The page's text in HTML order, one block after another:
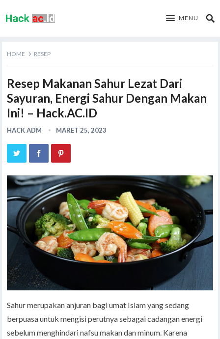
MENU
HOME RESEP
Resep Makanan Sahur Lezat Dari
Sayuran, Energi Sahur Dengan Makan
Ini! – Hack.AC.ID
HACK ADM MARET 25, 2023
Sahur merupakan anjuran bagi umat Islam yang sedang
berpuasa untuk mengisi perutnya sebagai cadangan energi
sebelum menghindari nafsu makan dan minum. Karena